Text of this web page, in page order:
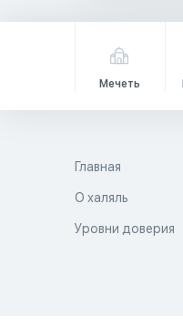
Мечеть
Главная
О халяль
Уровни доверия